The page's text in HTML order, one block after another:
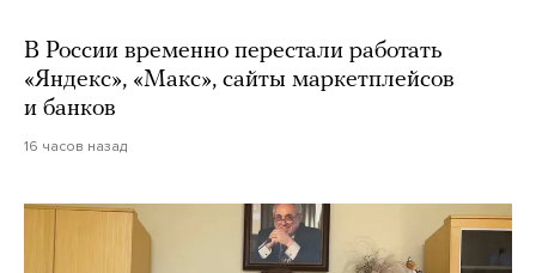
В России временно перестали работать
«Яндекс», «Макс», сайты маркетплейсов
и банков
16 часов назад